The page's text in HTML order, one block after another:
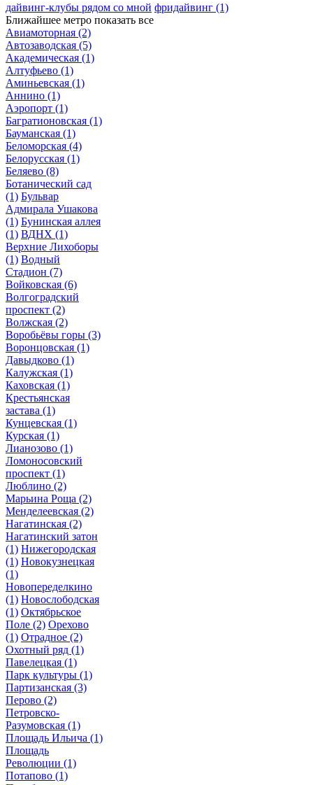
дайвинг-клубы рядом со мной фридайвинг (1)
Ближайшее метро показать все
Авиамоторная (2)
Автозаводская (5)
Академическая (1)
Алтуфьево (1)
Аминьевская (1)
Аннино (1)
Аэропорт (1)
Багратионовская (1)
Бауманская (1)
Беломорская (4)
Белорусская (1)
Беляево (8)
Ботанический сад
(1) Бульвар
Адмирала Ушакова
(1) Бунинская аллея
(1) ВДНХ (1)
Верхние Лихоборы
(1) Водный
Стадион (7)
Войковская (6)
Волгоградский
проспект (2)
Волжская (2)
Воробьёвы горы (3)
Воронцовская (1)
Давыдково (1)
Калужская (1)
Каховская (1)
Крестьянская
застава (1)
Кунцевская (1)
Курская (1)
Лианозово (1)
Ломоносовский
проспект (1)
Люблино (2)
Марьина Роща (2)
Менделеевская (2)
Нагатинская (2)
Нагатинский затон
(1) Нижегородская
(1) Новокузнецкая
(1)
Новопеределкино
(1) Новослободская
(1) Октябрьское
Поле (2) Орехово
(1) Отрадное (2)
Охотный ряд (1)
Павелецкая (1)
Парк культуры (1)
Партизанская (3)
Перово (2)
Петровско-
Разумовская (1)
Площадь Ильича (1)
Площадь
Революции (1)
Потапово (1)